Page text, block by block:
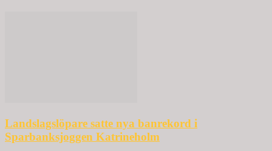
Landslagslöpare satte nya banrekord i
Sparbanksjoggen Katrineholm